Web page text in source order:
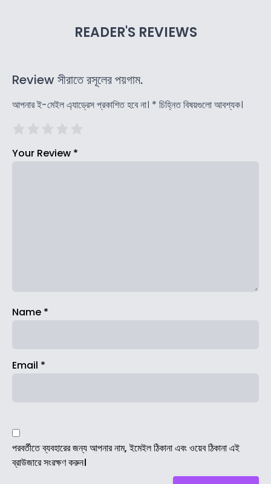
READER'S REVIEWS
Review সীরাতে রসূলের পয়গাম.
আপনার ই-মেইল এ্যাড্রেস প্রকাশিত হবে না। * চিহ্নিত বিষয়গুলো আবশ্যক।
Your Review *
Name *
Email *
পরবর্তীতে ব্যবহারের জন্য আপনার নাম, ইমেইল ঠিকানা এবং ওয়েব ঠিকানা এই
ব্রাউজারে সংরক্ষণ করুন।